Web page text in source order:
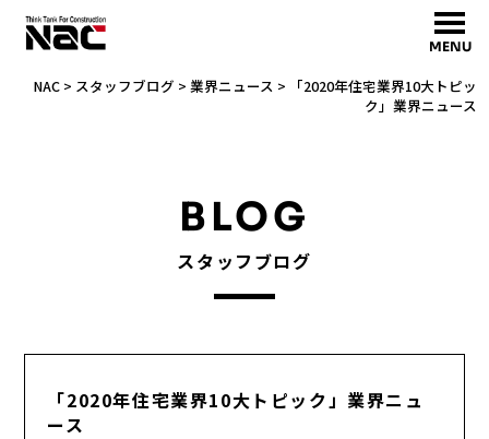
MENU
NAC> スタッフブログ > 業界ニュース >
「2020年住宅業界10大トピッ
ク」業界ニュース
BLOG
スタッフブログ
「2020年住宅業界10大トピック」業界ニュ
ース